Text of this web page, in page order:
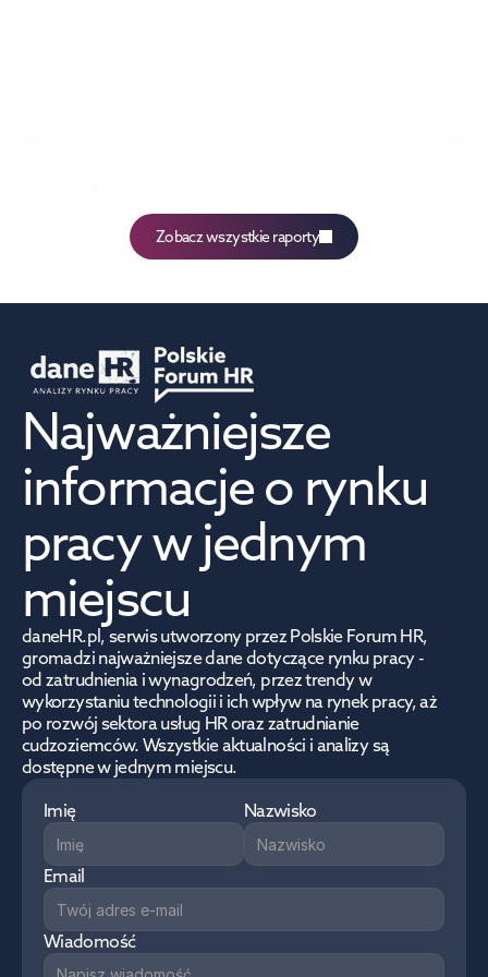
Zobacz wszystkie raporty
Najważniejsze
informacje o rynku
pracy w jednym
miejscu
daneHR.pl, serwis utworzony przez Polskie Forum HR,
gromadzi najważniejsze dane dotyczące rynku pracy -
od zatrudnienia i wynagrodzeń, przez trendy w
wykorzystaniu technologii i ich wpływ na rynek pracy, aż
po rozwój sektora usług HR oraz zatrudnianie
cudzoziemców. Wszystkie aktualności i analizy są
dostępne w jednym miejscu.
Imię
Nazwisko
Email
Wiadomość